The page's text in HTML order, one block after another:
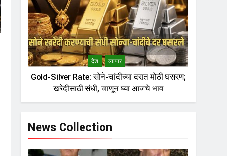
देश व्यापार
Gold-Silver Rate: सोने-चांदीच्या दरात मोठी घसरण;
खरेदीसाठी संधी, जाणून घ्या आजचे भाव
News Collection